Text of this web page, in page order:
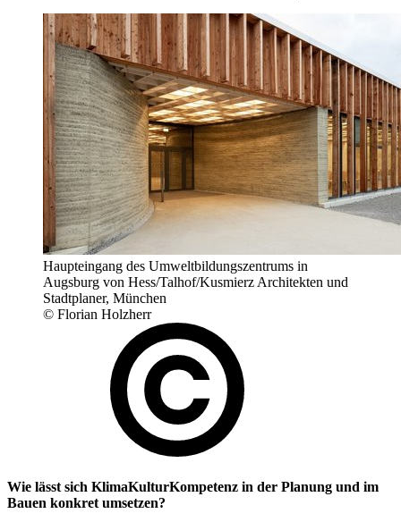
Haupteingang des Umweltbildungszentrums in
Augsburg von Hess/Talhof/Kusmierz Architekten und
Stadtplaner, München
© Florian Holzherr
Wie lässt sich KlimaKulturKompetenz in der Planung und im
Bauen konkret umsetzen?